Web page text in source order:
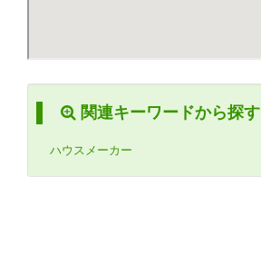
関連キーワードから探す
ハウスメーカー